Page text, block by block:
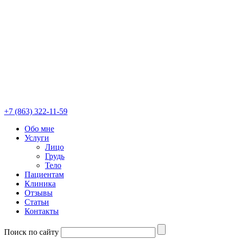
+7 (863) 322-11-59
Обо мне
Услуги
Лицо
Грудь
Тело
Пациентам
Клиника
Отзывы
Статьи
Контакты
Поиск по сайту